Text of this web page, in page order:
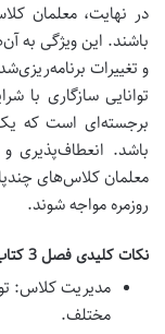
در نهایت، معلمان
باشند. این ویژگی به
و تغییرات
توانایی سازگاری با
برجسته‌ای است که
باشد. انعطاف‌پذیری
معلمان کلاس‌های
روزمره مواجه شوند.
نکات کلیدی فصل 3 کتاب راهنمای معلم کلاس های چند پایه:
مدیریت کلاس:
مختلف.